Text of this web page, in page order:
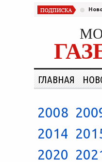
ГЛАВНАЯ
2008
2014
2020